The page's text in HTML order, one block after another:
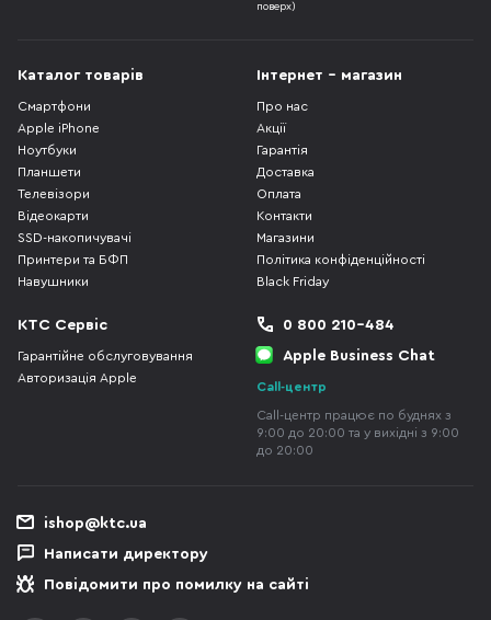
поверх)
Каталог товарів
Смартфони
Apple iPhone
Ноутбуки
Планшети
Телевізори
Відеокарти
SSD-накопичувачі
Принтери та БФП
Навушники
Інтернет - магазин
Про нас
Акції
Гарантія
Доставка
Оплата
Контакти
Магазини
Політика конфіденційності
Black Friday
КТС Сервіс
Гарантійне обслуговування
Авторизація Apple
0 800 210-484
Apple Business Chat
Call-центр
Call-центр працює по буднях з
9:00 до 20:00 та у вихідні з 9:00
до 20:00
ishop@ktc.ua
Написати директору
Повідомити про помилку на сайті